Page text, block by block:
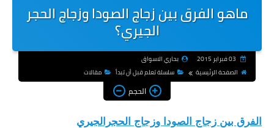
ماهو الفرق بين زجاج الصودا وزجاج الحجر
الجيري؟
بحاري الاسواق
الصفحة الرئيسية
سلسلة تعلم قبل أن تبدأ مقالات
الحجم
الفرق بين زجاج الصودا وزجاج الحجرالجيري